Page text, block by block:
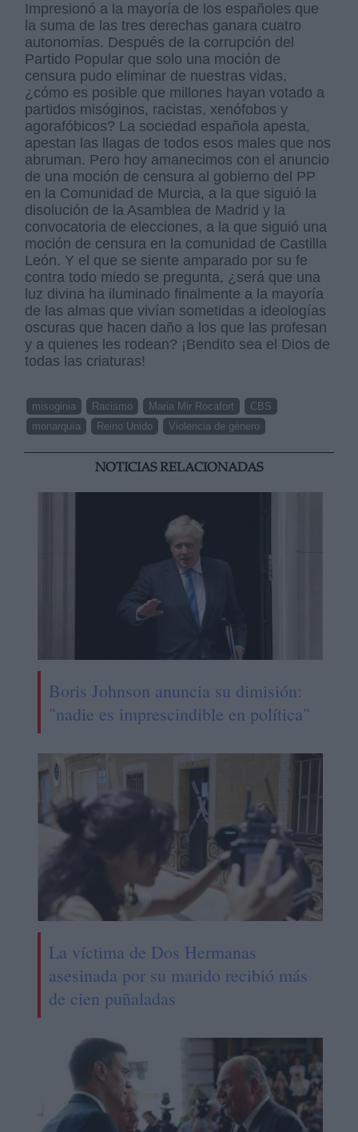
Impresionó a la mayoría de los españoles que
la suma de las tres derechas ganara cuatro
autonomías. Después de la corrupción del
Partido Popular que solo una moción de
censura pudo eliminar de nuestras vidas,
¿cómo es posible que millones hayan votado a
partidos misóginos, racistas, xenófobos y
agorafóbicos? La sociedad española apesta,
apestan las llagas de todos esos males que nos
abruman. Pero hoy amanecimos con el anuncio
de una moción de censura al gobierno del PP
en la Comunidad de Murcia, a la que siguió la
disolución de la Asamblea de Madrid y la
convocatoria de elecciones, a la que siguió una
moción de censura en la comunidad de Castilla
León. Y el que se siente amparado por su fe
contra todo miedo se pregunta, ¿será que una
luz divina ha iluminado finalmente a la mayoría
de las almas que vivían sometidas a ideologías
oscuras que hacen daño a los que las profesan
y a quienes les rodean? ¡Bendito sea el Dios de
todas las criaturas!
misoginia Racismo Maria Mir Rocafort
CBS
monarquía
Reino Unido Violencia de género
NOTICIAS RELACIONADAS
Boris Johnson anuncia su dimisión:
"nadie es imprescindible en política"
La víctima de Dos Hermanas
asesinada por su marido recibió más
de cien puñaladas